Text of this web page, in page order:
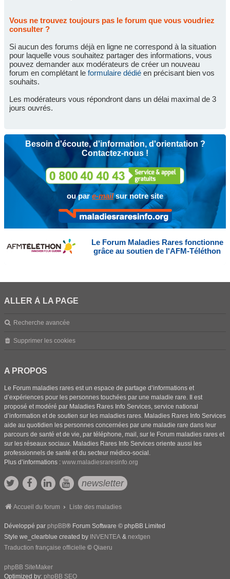
Vous ne trouvez toujours pas le forum que vous voudriez
consulter ?
Si aucun des forums déjà en ligne ne correspond à la situation
pour laquelle vous souhaitez partager des informations, vous
pouvez demander aux modérateurs de créer un nouveau
forum en complétant le formulaire dédié en précisant bien vos
souhaits.
Les modérateurs vous répondront dans un délai maximal de 3
jours ouvrés.
Besoin d'écoute, d'information, d'orientation ?
Contactez-nous !
ou pare-mailsur notre site
Le Forum Maladies Rares fonctionne
grâce au soutien de l'AFM-Téléthon
ALLER À LA PAGE
Recherche avancée
Supprimer les cookies
A PROPOS
Le Forum maladies rares est un espace de partage d’informations et
d’expériences pour les personnes touchées par une maladie rare. Il est
proposé et modéré par Maladies Rares Info Services, service national
d’information et de soutien sur les maladies rares. Maladies Rares Info Services
aide au quotidien les personnes concernées par une maladie rare dans leur
parcours de santé et de vie, par téléphone, mail, sur le Forum maladies rares et
sur les réseaux sociaux. Maladies Rares Info Services oriente aussi les
professionnels de santé et du secteur médico-social.
Plus d’informations : www.maladiesraresinfo.org
newsletter
Accueil du forum Liste des maladies
Développé par phpBB® Forum Software © phpBB Limited
Style we_clearblue created by INVENTEA & nextgen
Traduction française officielle © Qiaeru
phpBB SiteMaker
Optimized by: phpBB SEO